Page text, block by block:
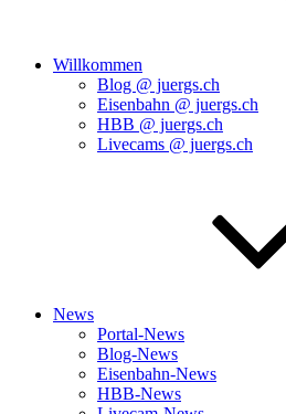
Willkommen
Blog @ juergs.ch
Eisenbahn @ juergs.ch
HBB @ juergs.ch
Livecams @ juergs.ch
News
Portal-News
Blog-News
Eisenbahn-News
HBB-News